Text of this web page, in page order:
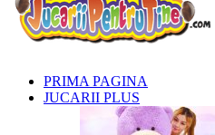
PRIMA PAGINA
JUCARII PLUS